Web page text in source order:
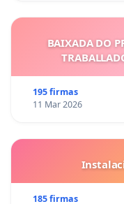
BAIXADA DO
195 firmas
11 Mar 2026
185 firmas